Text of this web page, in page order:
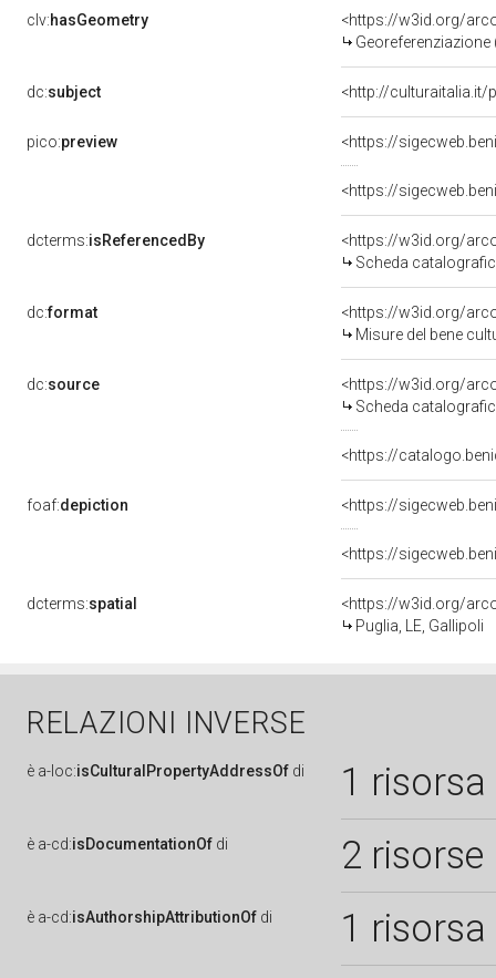
clv:hasGeometry
<https://w3id.org/
dc:subject <http://culturaitalia.it/
pico:preview <https://
<https://
dcterms:isReferencedBy
<https://w3id.org/
Scheda
dc:format
<https://w3id.org/
Misure del bene
dc:source
<https://w3id.org/
Scheda
<https://
foaf:depiction <https://
<https://
dcterms:spatial
<https://w3id.org/
Puglia, LE, Gallipoli
RELAZIONI INVERSE
è a-loc:isCulturalPropertyAddressOf di 1 risorsa
è a-cd:isDocumentationOf di 2 risorse
è a-cd:isAuthorshipAttributionOf di 1 risorsa